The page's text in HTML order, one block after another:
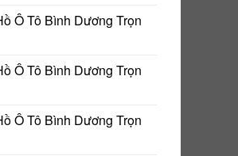
Ô Tô Bình Dương Trọn
Ô Tô Bình Dương Trọn
Ô Tô Bình Dương Trọn